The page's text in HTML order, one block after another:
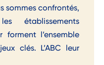
sommes confrontés,
forment l’ensemble
clés. L’ABC leur